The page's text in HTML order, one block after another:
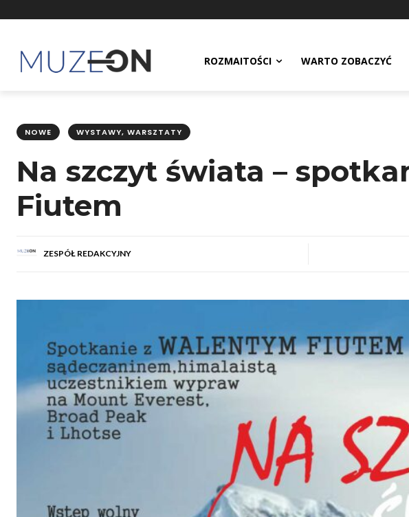
ROZMAITOŚCI WARTO ZOBACZYĆ
NOWE WYSTAWY, WARSZTATY
Na szczyt świata –
Fiutem
ZESPÓŁ REDAKCYJNY